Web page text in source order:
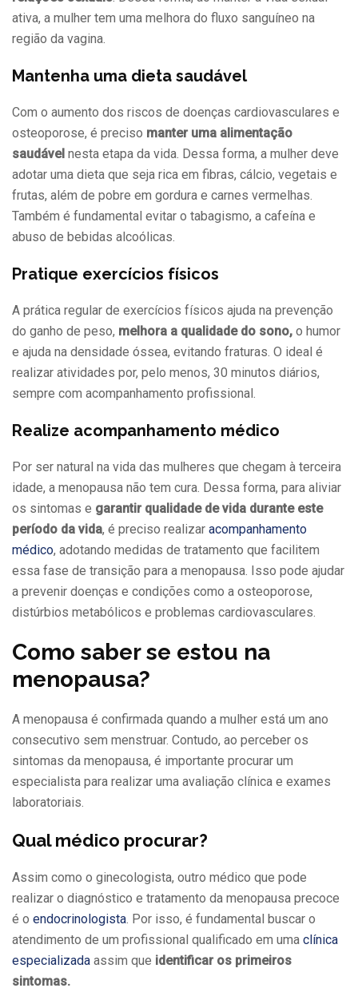
ativa, a mulher tem uma melhora do fluxo sanguíneo na
região da vagina.
Mantenha uma dieta saudável
Com o aumento dos riscos de doenças cardiovasculares e
osteoporose, é preciso manter uma alimentação
saudável nesta etapa da vida. Dessa forma, a mulher deve
adotar uma dieta que seja rica em fibras, cálcio, vegetais e
frutas, além de pobre em gordura e carnes vermelhas.
Também é fundamental evitar o tabagismo, a cafeína e
abuso de bebidas alcoólicas.
Pratique exercícios físicos
A prática regular de exercícios físicos ajuda na prevenção
do ganho de peso, melhora a qualidade do sono, o humor
e ajuda na densidade óssea, evitando fraturas. O ideal é
realizar atividades por, pelo menos, 30 minutos diários,
sempre com acompanhamento profissional.
Realize acompanhamento médico
Por ser natural na vida das mulheres que chegam à terceira
idade, a menopausa não tem cura. Dessa forma, para aliviar
os sintomas e garantir qualidade de vida durante este
período da vida, é preciso realizar acompanhamento
médico, adotando medidas de tratamento que facilitem
essa fase de transição para a menopausa. Isso pode ajudar
a prevenir doenças e condições como a osteoporose,
distúrbios metabólicos e problemas cardiovasculares.
Como saber se estou na
menopausa?
A menopausa é confirmada quando a mulher está um ano
consecutivo sem menstruar. Contudo, ao perceber os
sintomas da menopausa, é importante procurar um
especialista para realizar uma avaliação clínica e exames
laboratoriais.
Qual médico procurar?
Assim como o ginecologista, outro médico que pode
realizar o diagnóstico e tratamento da menopausa precoce
é o endocrinologista. Por isso, é fundamental buscar o
atendimento de um profissional qualificado em uma clínica
especializada assim que identificar os primeiros
sintomas.